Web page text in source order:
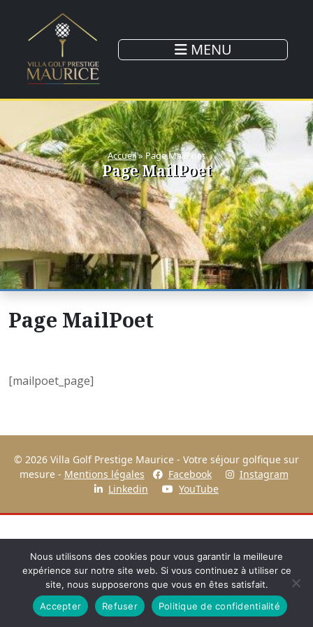
MENU
Accueil»Page MailPoet
Page MailPoet
Page MailPoet
[mailpoet_page]
© 2026 Villa Golf Prestige Maurice - Votre séjour golfique sur
mesure - Mentions légales Facebook
Instagram
Linkedin
YouTube
Nous utilisons des cookies pour vous garantir la meilleure
expérience sur notre site web. Si vous continuez à utiliser ce
site, nous supposerons que vous en êtes satisfait.
Accepter
Refuser Politique de confidentialité